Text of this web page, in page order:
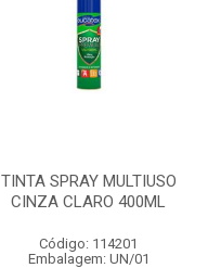
TINTA SPRAY MULTIUSO
CINZA CLARO 400ML
Código: 114201
Embalagem: UN/01